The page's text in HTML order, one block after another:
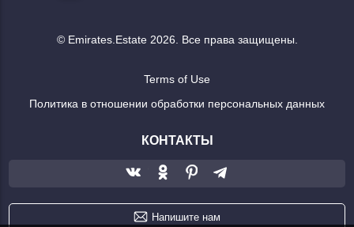
© Emirates.Estate 2026. Все права защищены.
Terms of Use
Политика в отношении обработки персональных данных
КОНТАКТЫ
Напишите нам